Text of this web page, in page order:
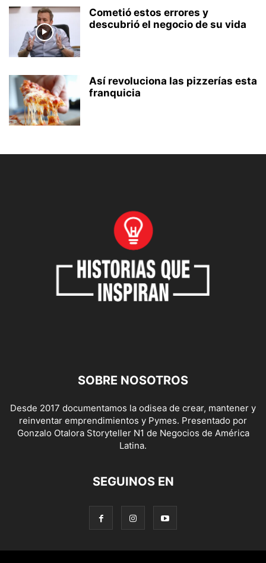
Cometió estos errores y
descubrió el negocio de su vida
Así revoluciona las pizzerías esta
franquicia
SOBRE NOSOTROS
Desde 2017 documentamos la odisea de crear, mantener y
reinventar emprendimientos y Pymes. Presentado por
Gonzalo Otalora Storyteller N1 de Negocios de América
Latina.
SEGUINOS EN